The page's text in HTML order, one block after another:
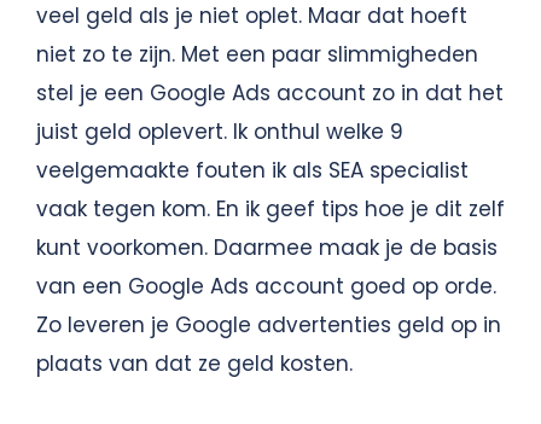
veel geld als je niet oplet. Maar dat hoeft
niet zo te zijn. Met een paar slimmigheden
stel je een Google Ads account zo in dat het
juist geld oplevert. Ik onthul welke 9
veelgemaakte fouten ik als SEA specialist
vaak tegen kom. En ik geef tips hoe je dit zelf
kunt voorkomen. Daarmee maak je de basis
van een Google Ads account goed op orde.
Zo leveren je Google advertenties geld op in
plaats van dat ze geld kosten.